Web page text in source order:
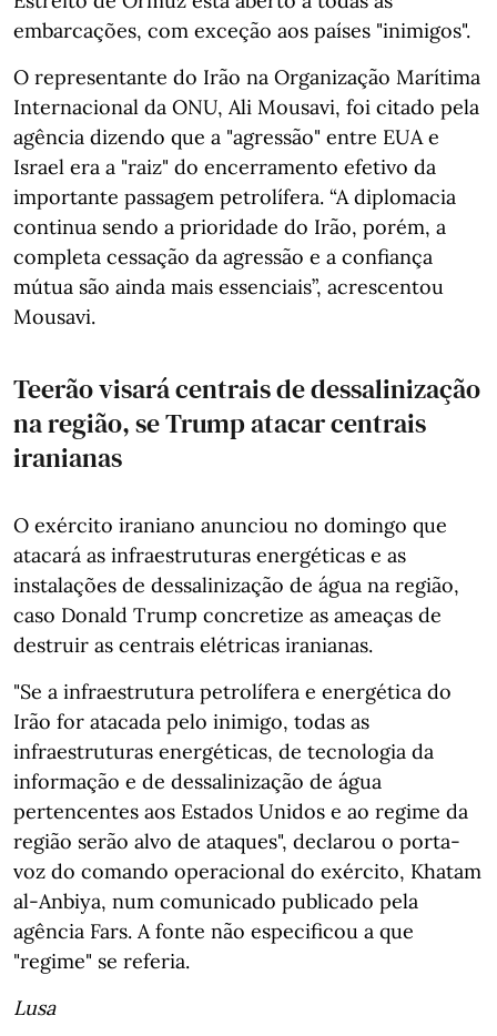
embarcações, com exceção aos países "inimigos".
O representante do Irão na Organização Marítima
Internacional da ONU, Ali Mousavi, foi citado pela
agência dizendo que a "agressão" entre EUA e
Israel era a "raiz" do encerramento efetivo da
importante passagem petrolífera. “A diplomacia
continua sendo a prioridade do Irão, porém, a
completa cessação da agressão e a confiança
mútua são ainda mais essenciais”, acrescentou
Mousavi.
Teerão visará centrais de dessalinização
na região, se Trump atacar centrais
iranianas
O exército iraniano anunciou no domingo que
atacará as infraestruturas energéticas e as
instalações de dessalinização de água na região,
caso Donald Trump concretize as ameaças de
destruir as centrais elétricas iranianas.
"Se a infraestrutura petrolífera e energética do
Irão for atacada pelo inimigo, todas as
infraestruturas energéticas, de tecnologia da
informação e de dessalinização de água
pertencentes aos Estados Unidos e ao regime da
região serão alvo de ataques", declarou o porta-
voz do comando operacional do exército, Khatam
al-Anbiya, num comunicado publicado pela
agência Fars. A fonte não especificou a que
"regime" se referia.
Lusa